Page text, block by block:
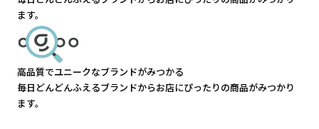
ます。
高品質でユニークなブランドがみつかる
毎日どんどんふえるブランドからお店にぴったりの商品がみつかり
ます。